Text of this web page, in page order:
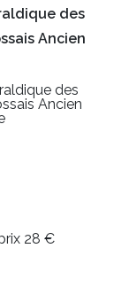
des
Ancien
des
Ancien
28 €